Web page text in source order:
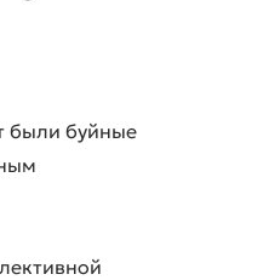
были буйные